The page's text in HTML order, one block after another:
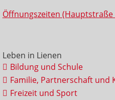
Öffnungszeiten
Leben in Lienen
Bildung und Schule
Familie, Partnerschaft und
Freizeit und Sport